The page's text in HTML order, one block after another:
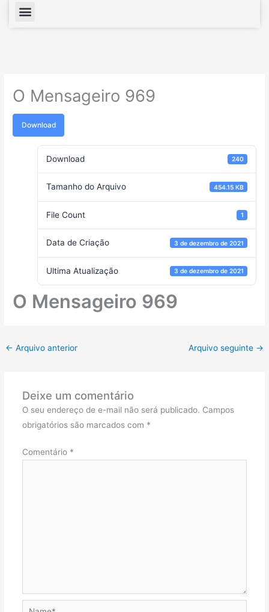
Menu
O Mensageiro 969
Download
Download 240
Tamanho do Arquivo 454.15 KB
File Count 1
Data de Criação 3 de dezembro de 2021
Ultima Atualização 3 de dezembro de 2021
O Mensageiro 969
← Arquivo anterior Arquivo seguinte →
Deixe um comentário
O seu endereço de e-mail não será publicado. Campos
obrigatórios são marcados com *
Comentário *
Name*